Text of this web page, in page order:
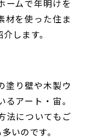
ームで年明けを
材を使った住ま
します。
塗り壁や木製ウ
アート・宙。
法についてもご
いのです。